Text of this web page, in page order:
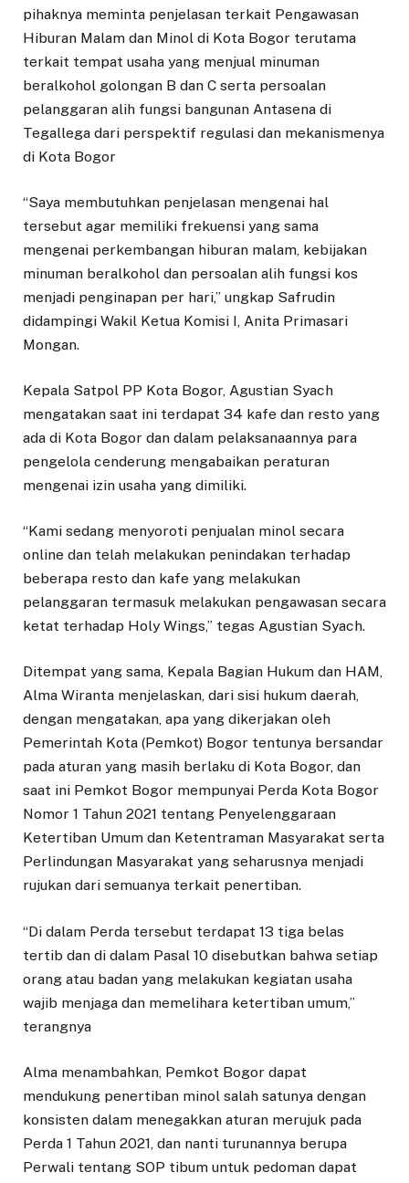
pihaknya meminta penjelasan terkait Pengawasan
Hiburan Malam dan Minol di Kota Bogor terutama
terkait tempat usaha yang menjual minuman
beralkohol golongan B dan C serta persoalan
pelanggaran alih fungsi bangunan Antasena di
Tegallega dari perspektif regulasi dan mekanismenya
di Kota Bogor
“Saya membutuhkan penjelasan mengenai hal
tersebut agar memiliki frekuensi yang sama
mengenai perkembangan hiburan malam, kebijakan
minuman beralkohol dan persoalan alih fungsi kos
menjadi penginapan per hari,” ungkap Safrudin
didampingi Wakil Ketua Komisi I, Anita Primasari
Mongan.
Kepala Satpol PP Kota Bogor, Agustian Syach
mengatakan saat ini terdapat 34 kafe dan resto yang
ada di Kota Bogor dan dalam pelaksanaannya para
pengelola cenderung mengabaikan peraturan
mengenai izin usaha yang dimiliki.
“Kami sedang menyoroti penjualan minol secara
online dan telah melakukan penindakan terhadap
beberapa resto dan kafe yang melakukan
pelanggaran termasuk melakukan pengawasan secara
ketat terhadap Holy Wings,” tegas Agustian Syach.
Ditempat yang sama, Kepala Bagian Hukum dan HAM,
Alma Wiranta menjelaskan, dari sisi hukum daerah,
dengan mengatakan, apa yang dikerjakan oleh
Pemerintah Kota (Pemkot) Bogor tentunya bersandar
pada aturan yang masih berlaku di Kota Bogor, dan
saat ini Pemkot Bogor mempunyai Perda Kota Bogor
Nomor 1 Tahun 2021 tentang Penyelenggaraan
Ketertiban Umum dan Ketentraman Masyarakat serta
Perlindungan Masyarakat yang seharusnya menjadi
rujukan dari semuanya terkait penertiban.
“Di dalam Perda tersebut terdapat 13 tiga belas
tertib dan di dalam Pasal 10 disebutkan bahwa setiap
orang atau badan yang melakukan kegiatan usaha
wajib menjaga dan memelihara ketertiban umum,”
terangnya
Alma menambahkan, Pemkot Bogor dapat
mendukung penertiban minol salah satunya dengan
konsisten dalam menegakkan aturan merujuk pada
Perda 1 Tahun 2021, dan nanti turunannya berupa
Perwali tentang SOP tibum untuk pedoman dapat